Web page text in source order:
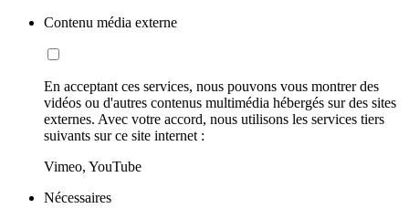
Contenu média externe
En acceptant ces services, nous pouvons vous montrer des
vidéos ou d'autres contenus multimédia hébergés sur des sites
externes. Avec votre accord, nous utilisons les services tiers
suivants sur ce site internet :
Vimeo, YouTube
Nécessaires